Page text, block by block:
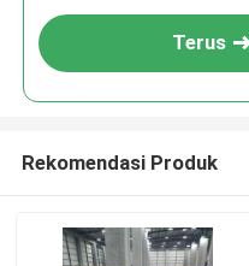
Terus
Rekomendasi Produk